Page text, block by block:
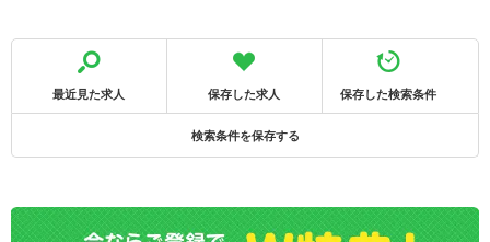
最近見た求人 保存した求人 保存した検索条件
検索条件を保存する